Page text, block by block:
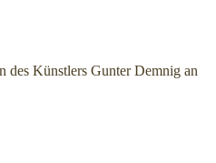
des Künstlers Gunter Demnig an